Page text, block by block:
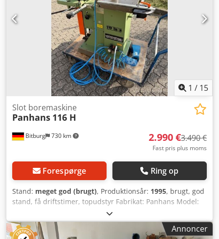
1 / 15
Bitburg 730 km
Slot boremaskine
Panhans 116 H
2.990 €3.490 €
Fast pris plus moms
Forespørge Ring op
Stand: meget god (brugt), Produktionsår: 1995, brugt, god
stand, få driftstimer, topudstyr Fabrikat: Panhans Model:
116H Årgang: 1995 Maskinnr.: 640 GS-testet for træstøv 2-
grebs betjening Borepatron 20 mm Dybbelboreanordning
med 4 stop Gæringsanslag 45° trinløs svingbar Mobil 2
Annoncer